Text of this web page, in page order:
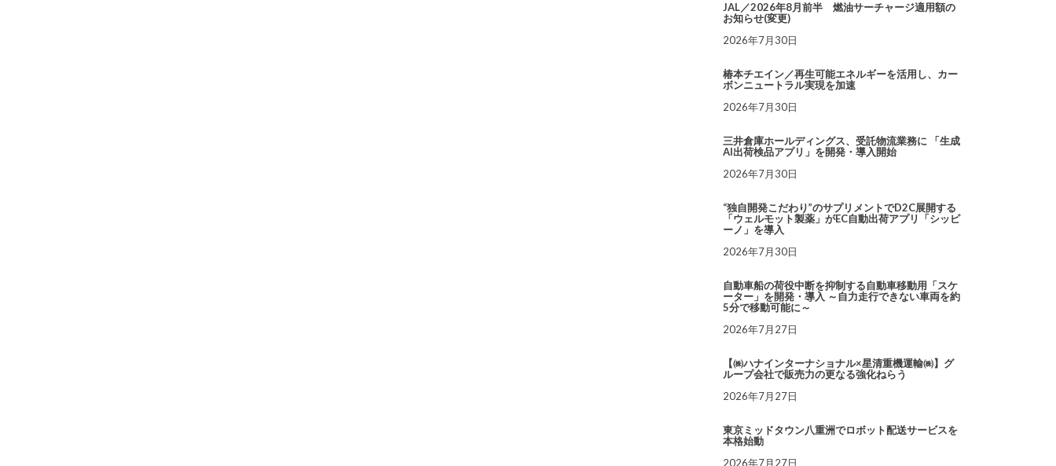
JAL／2026年8月前半 燃油サーチャージ適用額の
お知らせ(変更)
2026年7月30日
椿本チエイン／再生可能エネルギーを活用し、カー
ボンニュートラル実現を加速
2026年7月30日
三井倉庫ホールディングス、受託物流業務に 「生成
AI出荷検品アプリ」を開発・導入開始
2026年7月30日
“独自開発こだわり”のサプリメントでD2C展開する
「ウェルモット製薬」がEC自動出荷アプリ「シッピ
ーノ」を導入
2026年7月30日
自動車船の荷役中断を抑制する自動車移動用「スケ
ーター」を開発・導入 ～自力走行できない車両を約
5分で移動可能に～
2026年7月27日
【㈱ハナインターナショナル×星清重機運輸㈱】グ
ループ会社で販売力の更なる強化ねらう
2026年7月27日
東京ミッドタウン八重洲でロボット配送サービスを
本格始動
2026年7月27日